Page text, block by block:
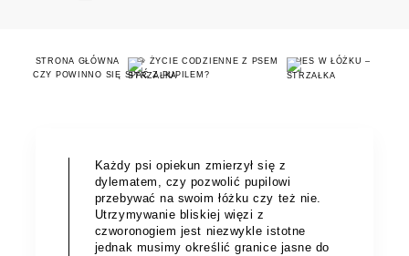
STRONA GŁÓWNA 🐶 ŻYCIE CODZIENNE Z PSEM
PIES W ŁÓŻKU –
CZY POWINNO SIĘ SPAĆ Z PUPILEM?
Każdy psi opiekun zmierzył się z
dylematem, czy pozwolić pupilowi
przebywać na swoim łóżku czy też nie.
Utrzymywanie bliskiej więzi z
czworonogiem jest niezwykle istotne
jednak musimy określić granice jasne do